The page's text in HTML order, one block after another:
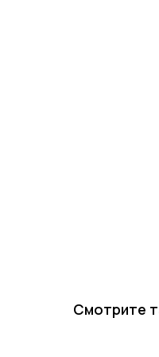
Смотрите